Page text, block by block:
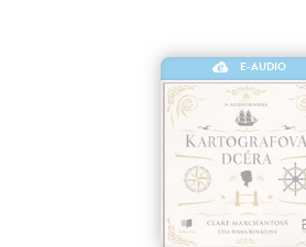
E-AUDIO